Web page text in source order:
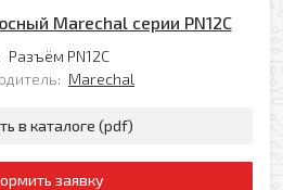
Marechal серии PN12C
Разъём PN12C
Marechal
в каталоге (pdf)
заявку
заполнения